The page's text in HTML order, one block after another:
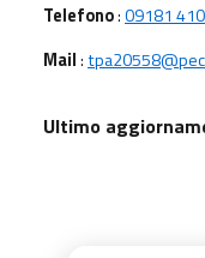
Telefono:09181
Mail:
Ultimo